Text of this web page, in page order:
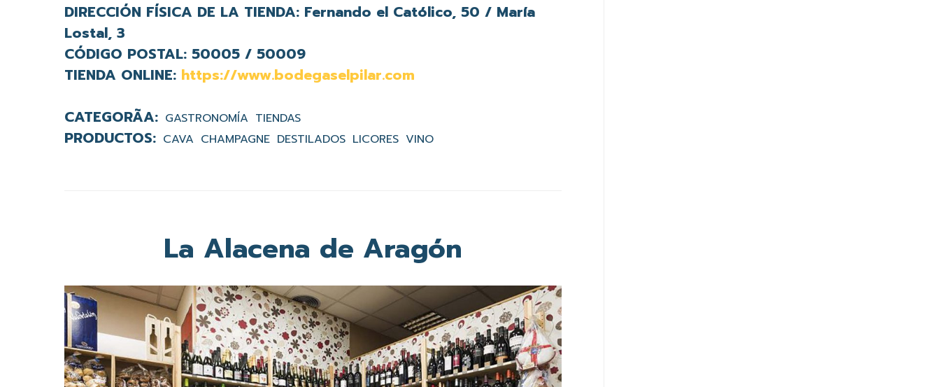
DIRECCIÓN FÍSICA DE LA TIENDA: Fernando el Católico, 50 / María
Lostal, 3
CÓDIGO POSTAL: 50005 / 50009
TIENDA ONLINE: https://www.bodegaselpilar.com
GASTRONOMÍA TIENDAS
CAVA CHAMPAGNE DESTILADOS LICORES VINO
La Alacena de Aragón